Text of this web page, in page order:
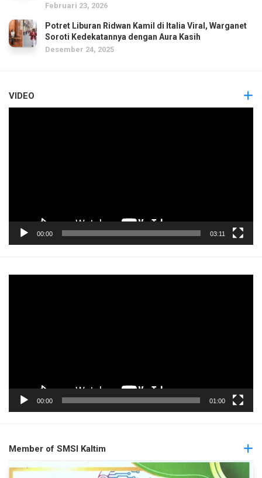
Februari 23, 2026
Potret Liburan Ridwan Kamil di Italia Viral, Warganet
Soroti Kedekatannya dengan Aura Kasih
Desember 24, 2025
VIDEO
00:00 03:11
00:00 01:00
Member of SMSI Kaltim